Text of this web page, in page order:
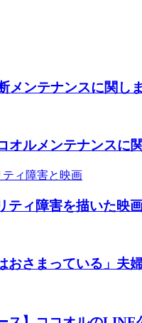
メンテナンスに関し
オルメンテナンスに
ティ障害を描いた映
おさまっている」夫